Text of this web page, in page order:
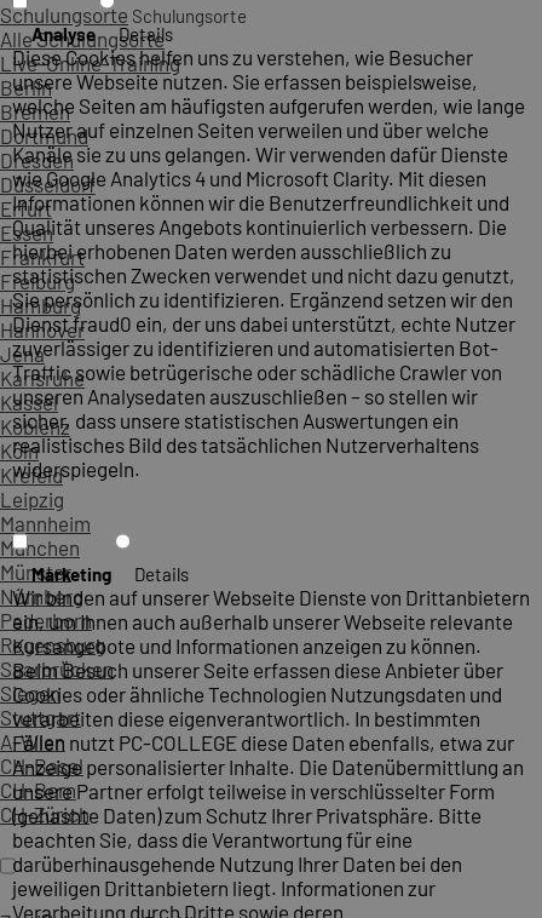
Schulungsorte Schulungsorte
Alle Schulungsorte
Live-Online-Training
Berlin
Bremen
Dortmund
Dresden
Düsseldorf
Erfurt
Essen
Frankfurt
Freiburg
Hamburg
Hannover
Jena
Karlsruhe
Kassel
Koblenz
Köln
Krefeld
Leipzig
Mannheim
München
Münster
Nürnberg
Paderborn
Regensburg
Saarbrücken
Siegen
Stuttgart
A-Wien
CH-Basel
CH-Bern
CH-Zürich
Analyse Details
Diese Cookies helfen uns zu verstehen, wie Besucher
unsere Webseite nutzen. Sie erfassen beispielsweise,
welche Seiten am häufigsten aufgerufen werden, wie lange
Nutzer auf einzelnen Seiten verweilen und über welche
Kanäle sie zu uns gelangen. Wir verwenden dafür Dienste
wie Google Analytics 4 und Microsoft Clarity. Mit diesen
Informationen können wir die Benutzerfreundlichkeit und
Qualität unseres Angebots kontinuierlich verbessern. Die
hierbei erhobenen Daten werden ausschließlich zu
statistischen Zwecken verwendet und nicht dazu genutzt,
Sie persönlich zu identifizieren. Ergänzend setzen wir den
Dienst fraud0 ein, der uns dabei unterstützt, echte Nutzer
zuverlässiger zu identifizieren und automatisierten Bot-
Traffic sowie betrügerische oder schädliche Crawler von
unseren Analysedaten auszuschließen – so stellen wir
sicher, dass unsere statistischen Auswertungen ein
realistisches Bild des tatsächlichen Nutzerverhaltens
widerspiegeln.
Marketing Details
Wir binden auf unserer Webseite Dienste von Drittanbietern
ein, um Ihnen auch außerhalb unserer Webseite relevante
Kursangebote und Informationen anzeigen zu können.
Beim Besuch unserer Seite erfassen diese Anbieter über
Cookies oder ähnliche Technologien Nutzungsdaten und
verarbeiten diese eigenverantwortlich. In bestimmten
Fällen nutzt PC-COLLEGE diese Daten ebenfalls, etwa zur
Anzeige personalisierter Inhalte. Die Datenübermittlung an
unsere Partner erfolgt teilweise in verschlüsselter Form
(gehashte Daten) zum Schutz Ihrer Privatsphäre. Bitte
beachten Sie, dass die Verantwortung für eine
darüberhinausgehende Nutzung Ihrer Daten bei den
jeweiligen Drittanbietern liegt. Informationen zur
Verarbeitung durch Dritte sowie deren